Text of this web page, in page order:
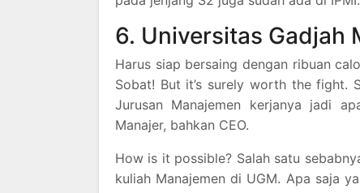
6. Universitas Gadjah
Harus siap bersaing dengan ribuan
Sobat! But it’s surely worth the fight.
Jurusan Manajemen kerjanya jadi
Manajer, bahkan CEO.
How is it possible? Salah satu
kuliah Manajemen di UGM. Apa saja